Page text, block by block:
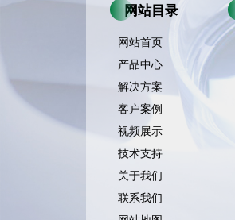
网站目录
网站首页
产品中心
解决方案
客户案例
视频展示
技术支持
关于我们
联系我们